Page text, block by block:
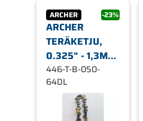
ARCHER -23%
ARCHER
TERÄKETJU,
0.325" - 1,3MM
- 64L , SEMI-
CHISEL
LEIKKUUHAMPAAT,
TITANIUM
446-T-B-050-
64DL